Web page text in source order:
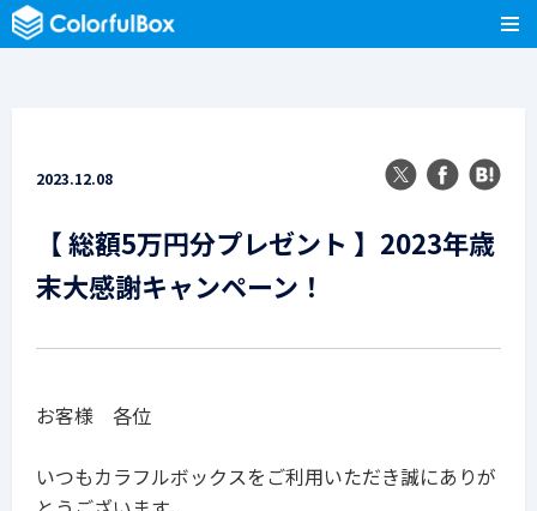
2023.12.08
【 総額5万円分プレゼント 】2023年歳
末大感謝キャンペーン！
お客様 各位
いつもカラフルボックスをご利用いただき誠にありが